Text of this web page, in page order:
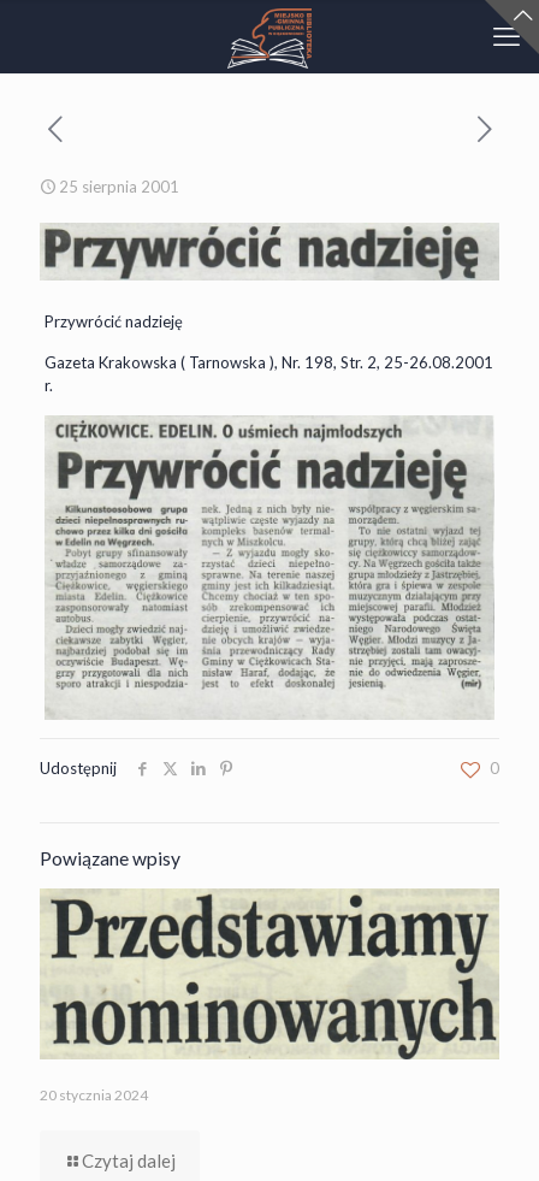
25 sierpnia 2001
Przywrócić nadzieję
Gazeta Krakowska ( Tarnowska ), Nr. 198, Str. 2, 25-26.08.2001
r.
Udostępnij 0
Powiązane wpisy
20 stycznia 2024
Czytaj dalej